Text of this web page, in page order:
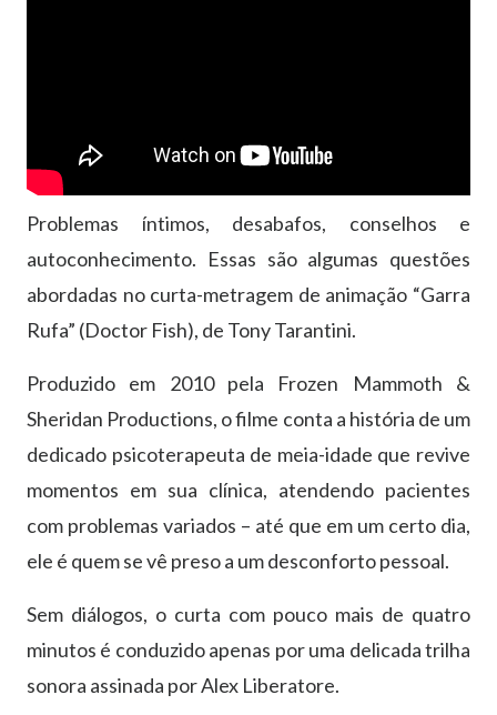
Problemas íntimos, desabafos, conselhos e
autoconhecimento. Essas são algumas questões
abordadas no curta-metragem de animação “Garra
Rufa” (Doctor Fish), de Tony Tarantini.
Produzido em 2010 pela Frozen Mammoth &
Sheridan Productions, o filme conta a história de um
dedicado psicoterapeuta de meia-idade que revive
momentos em sua clínica, atendendo pacientes
com problemas variados – até que em um certo dia,
ele é quem se vê preso a um desconforto pessoal.
Sem diálogos, o curta com pouco mais de quatro
minutos é conduzido apenas por uma delicada trilha
sonora assinada por Alex Liberatore.